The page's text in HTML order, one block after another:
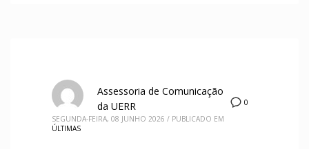
0
Assessoria de Comunicação
da UERR
SEGUNDA-FEIRA, 08 JUNHO 2026 / PUBLICADO EM
ÚLTIMAS